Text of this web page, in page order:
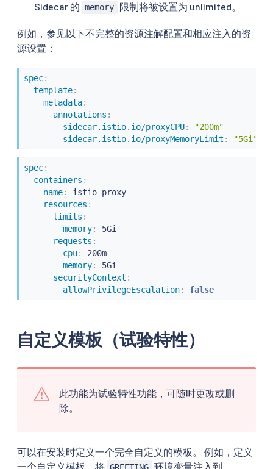
Sidecar 的 memory 限制将被设置为 unlimited。
例如，参见以下不完整的资源注解配置和相应注入的资
源设置：
spec:
template:
metadata:
annotations :
sidecar.istio.io/proxyCPU:
"200m"
sidecar.istio.io/proxyMemoryLimit : "5Gi"
spec:
containers :
-
name: istio-proxy
resources :
limits :
memory:
5Gi
requests :
cpu:
200m
memory:
5Gi
securityContext :
allowPrivilegeEscalation: false
自定义模板（试验特性）
此功能为试验特性功能，可随时更改或删
除。
可以在安装时定义一个完全自定义的模板。 例如，定义
一个自定义模板，将 GREETING 环境变量注入到